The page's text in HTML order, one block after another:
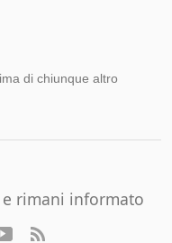
di chiunque altro
rimani informato